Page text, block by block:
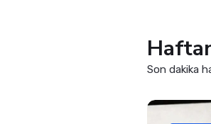
Son dakika